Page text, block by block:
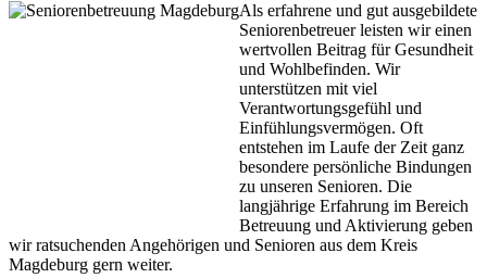
Als erfahrene und gut ausgebildete
Seniorenbetreuer leisten wir einen
wertvollen Beitrag für Gesundheit
und Wohlbefinden. Wir
unterstützen mit viel
Verantwortungsgefühl und
Einfühlungsvermögen. Oft
entstehen im Laufe der Zeit ganz
besondere persönliche Bindungen
zu unseren Senioren. Die
langjährige Erfahrung im Bereich
Betreuung und Aktivierung geben
wir ratsuchenden Angehörigen und Senioren aus dem Kreis
Magdeburg gern weiter.